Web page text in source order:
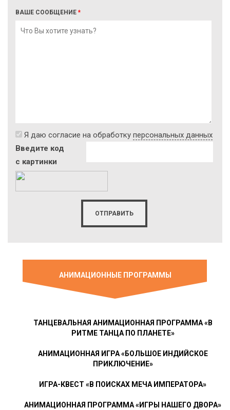
ВАШЕ СООБЩЕНИЕ *
Я даю согласие на обработку персональных данных
Введите код
с картинки
АНИМАЦИОННЫЕ ПРОГРАММЫ
ТАНЦЕВАЛЬНАЯ АНИМАЦИОННАЯ ПРОГРАММА «В
РИТМЕ ТАНЦА ПО ПЛАНЕТЕ»
АНИМАЦИОННАЯ ИГРА «БОЛЬШОЕ ИНДИЙСКОЕ
ПРИКЛЮЧЕНИЕ»
ИГРА-КВЕСТ «В ПОИСКАХ МЕЧА ИМПЕРАТОРА»
АНИМАЦИОННАЯ ПРОГРАММА «ИГРЫ НАШЕГО ДВОРА»